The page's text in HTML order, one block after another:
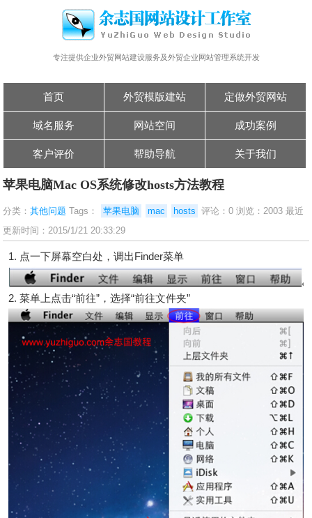
专注提供企业外贸网站建设服务及外贸企业网站管理系统开发
首页 外贸模版建站 定做外贸网站
域名服务 网站空间 成功案例
客户评价 帮助导航 关于我们
苹果电脑Mac OS系统修改hosts方法教程
分类：其他问题 Tags： 苹果电脑 mac hosts 评论：0 浏览：2003 最近
更新时间：2015/1/21 20:33:29
1. 点一下屏幕空白处，调出Finder菜单
2. 菜单上点击“前往”，选择“前往文件夹”